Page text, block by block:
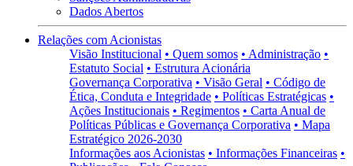
Dados Abertos
Relações com Acionistas
Visão Institucional • Quem somos • Administração •
Estatuto Social • Estrutura Acionária
Governança Corporativa • Visão Geral • Código de
Ética, Conduta e Integridade • Políticas Estratégicas •
Ações Institucionais • Regimentos • Carta Anual de
Políticas Públicas e Governança Corporativa • Mapa
Estratégico 2026-2030
Informações aos Acionistas • Informações Financeiras •